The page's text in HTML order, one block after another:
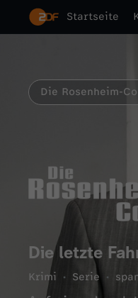
Startseite
Die Rosenheim-
Die letzte
Krimi Serie